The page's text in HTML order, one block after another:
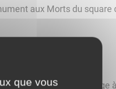
aux Morts du square
et de la Paix et hommage
que vous